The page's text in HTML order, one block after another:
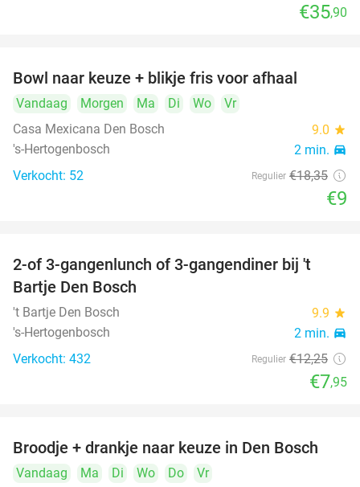
€35,90
Bowl naar keuze + blikje fris voor afhaal
Vandaag Morgen Ma Di Wo
Vr
Casa Mexicana Den Bosch
9.0 star
's-Hertogenbosch 2 min. directions_car
Verkocht: 52 Regulier €18,35
€9
35%
2-of 3-gangenlunch of 3-gangendiner bij 't
Bartje Den Bosch
't Bartje Den Bosch 9.9 star
's-Hertogenbosch 2 min. directions_car
Verkocht: 432 Regulier €12,25
€7,95
41%
Broodje + drankje naar keuze in Den Bosch
Vandaag Ma Di Wo Do Vr